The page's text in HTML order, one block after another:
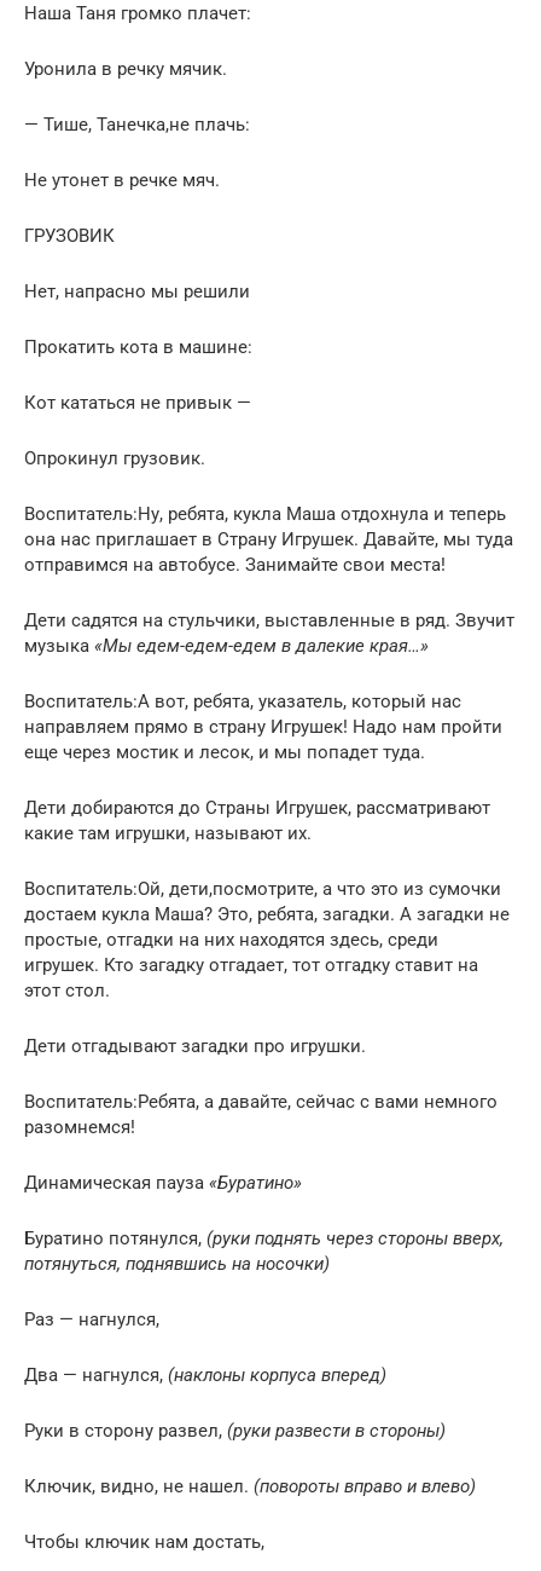
Наша Таня громко плачет:
Уронила в речку мячик.
— Тише, Танечка,не плачь:
Не утонет в речке мяч.
ГРУЗОВИК
Нет, напрасно мы решили
Прокатить кота в машине:
Кот кататься не привык —
Опрокинул грузовик.
Воспитатель:Ну, ребята, кукла Маша отдохнула и теперь
она нас приглашает в Страну Игрушек. Давайте, мы туда
отправимся на автобусе. Занимайте свои места!
Дети садятся на стульчики, выставленные в ряд. Звучит
музыка «Мы едем-едем-едем в далекие края…»
Воспитатель:А вот, ребята, указатель, который нас
направляем прямо в страну Игрушек! Надо нам пройти
еще через мостик и лесок, и мы попадет туда.
Дети добираются до Страны Игрушек, рассматривают
какие там игрушки, называют их.
Воспитатель:Ой, дети,посмотрите, а что это из сумочки
достаем кукла Маша? Это, ребята, загадки. А загадки не
простые, отгадки на них находятся здесь, среди
игрушек. Кто загадку отгадает, тот отгадку ставит на
этот стол.
Дети отгадывают загадки про игрушки.
Воспитатель:Ребята, а давайте, сейчас с вами немного
разомнемся!
Динамическая пауза «Буратино»
Буратино потянулся, (руки поднять через стороны вверх,
потянуться, поднявшись на носочки)
Раз — нагнулся,
Два — нагнулся, (наклоны корпуса вперед)
Руки в сторону развел, (руки развести в стороны)
Ключик, видно, не нашел. (повороты вправо и влево)
Чтобы ключик нам достать,